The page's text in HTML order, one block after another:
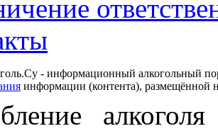
- информационный алкогольный
информации (контента), размещённой